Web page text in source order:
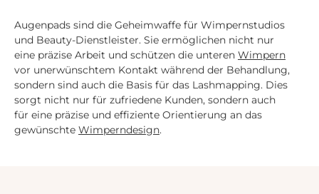
Augenpads sind die Geheimwaffe für Wimpernstudios
und Beauty-Dienstleister. Sie ermöglichen nicht nur
eine präzise Arbeit und schützen die unteren Wimpern
vor unerwünschtem Kontakt während der Behandlung,
sondern sind auch die Basis für das Lashmapping. Dies
sorgt nicht nur für zufriedene Kunden, sondern auch
für eine präzise und effiziente Orientierung an das
gewünschte Wimperndesign.